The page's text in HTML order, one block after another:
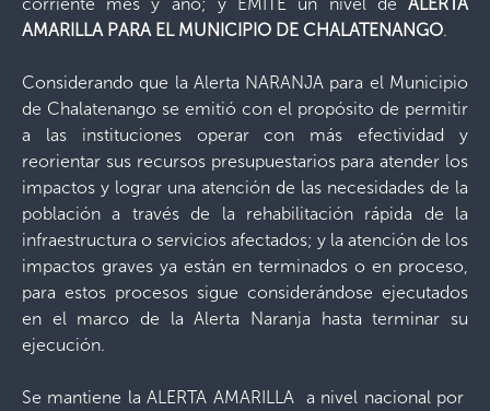
AMARILLA PARA EL MUNICIPIO DE CHALATENANGO.
Considerando que la Alerta NARANJA para el Municipio
de Chalatenango se emitió con el propósito de permitir
a las instituciones operar con más efectividad y
reorientar sus recursos presupuestarios para atender los
impactos y lograr una atención de las necesidades de la
población a través de la rehabilitación rápida de la
infraestructura o servicios afectados; y la atención de los
impactos graves ya están en terminados o en proceso,
para estos procesos sigue considerándose ejecutados
en el marco de la Alerta Naranja hasta terminar su
ejecución.
Se mantiene la ALERTA AMARILLA a nivel nacional por